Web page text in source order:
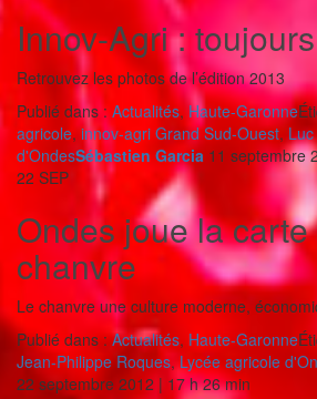
Innov-Agri :
Retrouvez les photos de l’édition 2013
Publié dans :Actualités,Haute-Garonne
agricole,innov-agri Grand Sud-Ouest,
d'OndesSébastien Garcia 11 septembre
22 SEP
Ondes joue la carte
chanvre
Le chanvre une culture moderne,
Publié dans :Actualités, Haute-Garonne
Jean-Philippe Roques, Lycée agricole
22 septembre 2012 | 17 h 26 min